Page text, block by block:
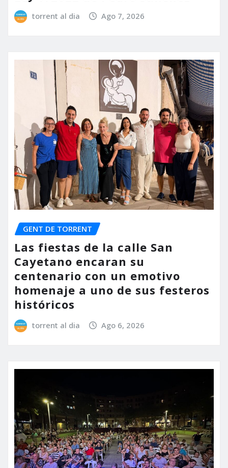
torrent al dia Ago 7, 2026
GENT DE TORRENT
Las fiestas de la calle San
Cayetano encaran su
centenario con un emotivo
homenaje a uno de sus festeros
históricos
torrent al dia Ago 6, 2026